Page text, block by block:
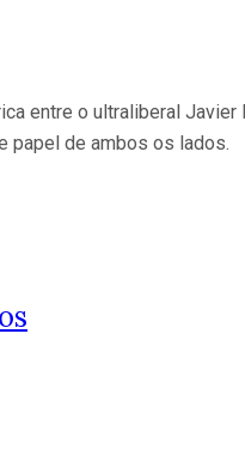
entre o ultraliberal
papel de ambos os lados.